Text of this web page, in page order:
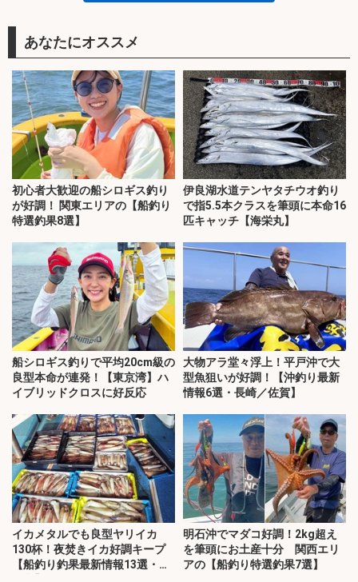
あなたにオススメ
初心者大歓迎の船シロギス釣り
が好調！ 関東エリアの【船釣り
特選釣果8選】
伊良湖水道テンヤタチウオ釣り
で指5.5本クラスを筆頭に本命16
匹キャッチ【海栄丸】
船シロギス釣りで平均20cm級の
良型本命が連発！【東京湾】ハ
イブリッドクロスに好反応
大物アラ堂々浮上！平戸沖で大
型魚狙いが好調！【沖釣り最新
情報6選・長崎／佐賀】
イカメタルでも良型ヤリイカ
130杯！夜焚きイカ好調キープ
【船釣り釣果最新情報13選・玄
明石沖でマダコ好調！2kg超え
を筆頭にお土産十分 関西エリ
アの【船釣り特選釣果7選】